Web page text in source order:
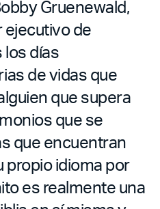
Gruenewald,
de
los días
de vidas que
que supera
que se
que encuentran
propio idioma por
es realmente una